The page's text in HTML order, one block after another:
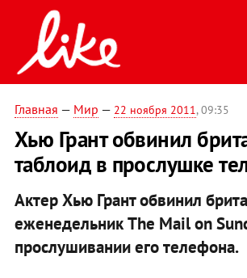
Главная — Мир — 22 ноября 2011, 09:35
Хью Грант обвинил
таблоид в прослушке
Актер Хью Грант обвинил
еженедельник The Mail on
прослушивании его телефона.